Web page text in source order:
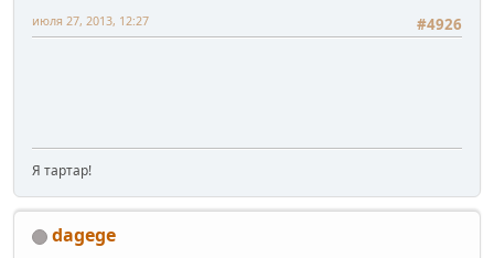
#4926
июля 27, 2013, 12:27
Я тартар!
dagege